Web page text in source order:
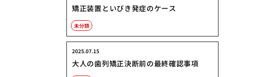
矯正装置といびき発症のケース
未分類
大人の歯列矯正決断前の最終確認事項
2025.07.15